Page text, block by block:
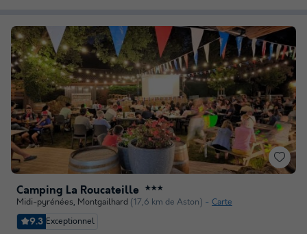
Camping La Roucateille ★★★
Midi-pyrénées, Montgailhard (17,6 km de Aston) Carte
9.3 Exceptionnel